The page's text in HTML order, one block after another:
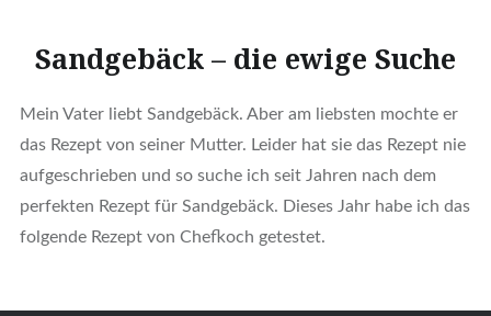
Sandgebäck – die ewige Suche
Mein Vater liebt Sandgebäck. Aber am liebsten mochte er
das Rezept von seiner Mutter. Leider hat sie das Rezept nie
aufgeschrieben und so suche ich seit Jahren nach dem
perfekten Rezept für Sandgebäck. Dieses Jahr habe ich das
folgende Rezept von Chefkoch getestet.